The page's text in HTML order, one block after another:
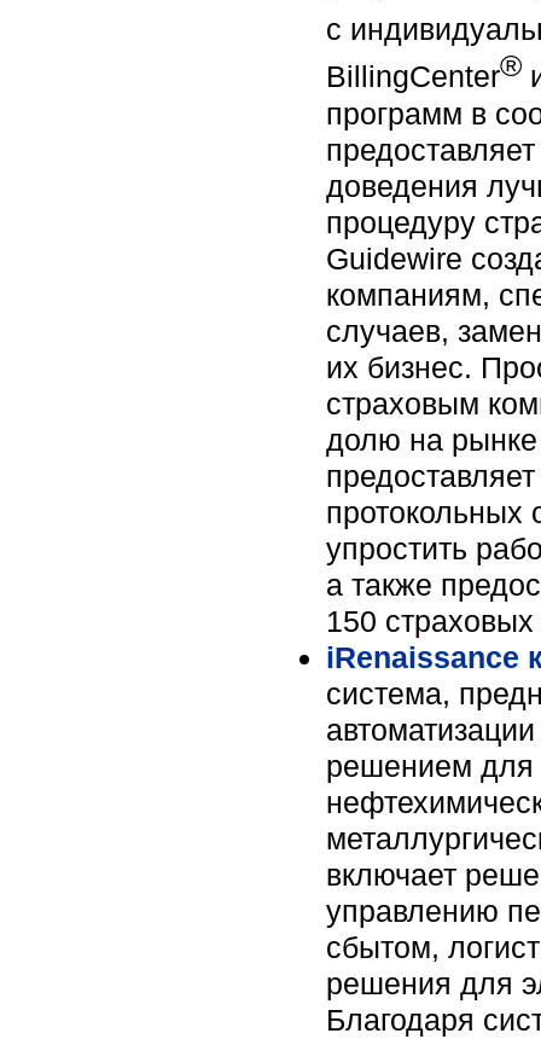
с
BillingCenter®
программ в
доведения
процедуру
Guidewire
компаниям,
случаев,
их бизнес.
страховым
долю на
протокольных
упростить
а также
150
iRenaissance
система,
решением для
включает
управлению
сбытом,
решения для
Благодаря